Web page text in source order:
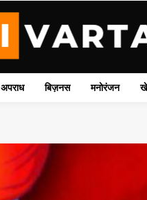
अपराध बिज़नस मनोरंजन